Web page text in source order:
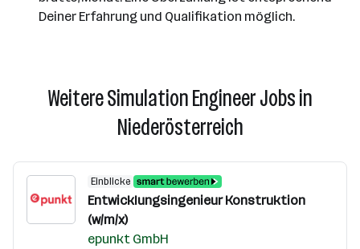
Deiner Erfahrung und Qualifikation möglich.
Weitere Simulation Engineer Jobs in
Niederösterreich
Einblicke
Entwicklungsingenieur Konstruktion
(w/m/x)
epunkt GmbH